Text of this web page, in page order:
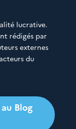
lucrative.
rédigés par
externes
du
Blog